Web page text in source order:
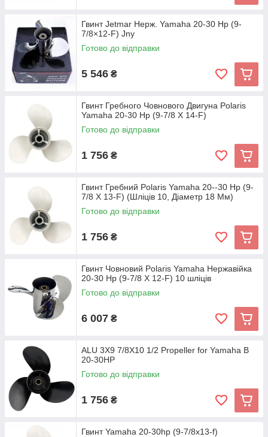
Гвинт Jetmar Нерж. Yamaha 20-30 Hp (9-
7/8×12-F) Jny
Готово до відправки
5 546 ₴
Гвинт Гребного Човнового Двигуна Polaris
Yamaha 20-30 Hp (9-7/8 X 14-F)
Готово до відправки
1 756 ₴
Гвинт Гребний Polaris Yamaha 20--30 Hp (9-
7/8 X 13-F) (Шліців 10, Діаметр 18 Мм)
Готово до відправки
1 756 ₴
Гвинт Човновий Polaris Yamaha Нержавійка
20-30 Hp (9-7/8 X 12-F) 10 шліців
Готово до відправки
6 007 ₴
ALU 3X9 7/8X10 1/2 Propeller for Yamaha B
20-30HP
Готово до відправки
1 756 ₴
Гвинт Yamaha 20-30hp (9-7/8x13-f)